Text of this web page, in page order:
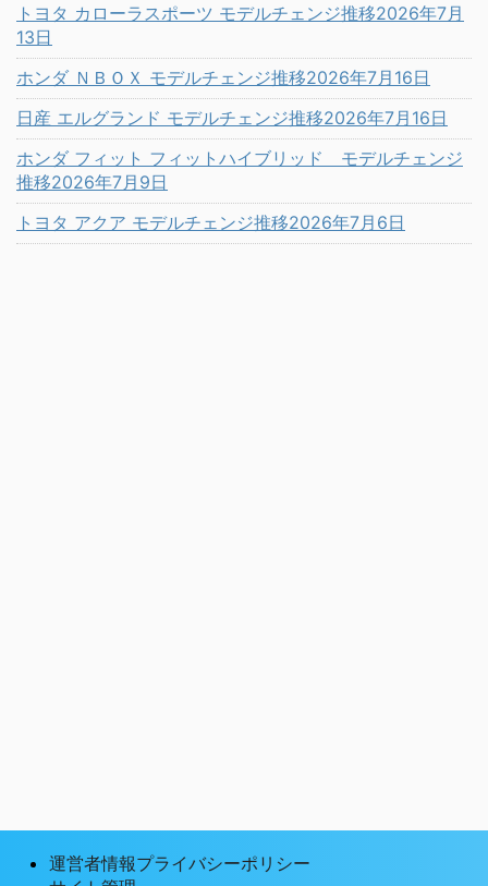
トヨタ カローラスポーツ モデルチェンジ推移2026年7月
13日
ホンダ ＮＢＯＸ モデルチェンジ推移2026年7月16日
日産 エルグランド モデルチェンジ推移2026年7月16日
ホンダ フィット フィットハイブリッド モデルチェンジ
推移2026年7月9日
トヨタ アクア モデルチェンジ推移2026年7月6日
運営者情報プライバシーポリシー